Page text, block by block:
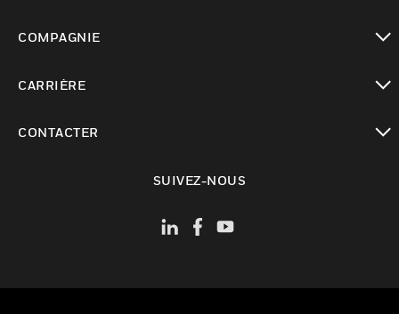
COMPAGNIE
CARRIÈRE
CONTACTER
SUIVEZ-NOUS